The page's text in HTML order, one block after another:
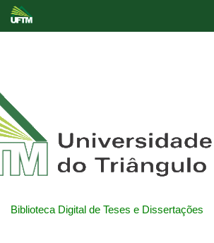
Biblioteca Digital de Teses e Dissertações